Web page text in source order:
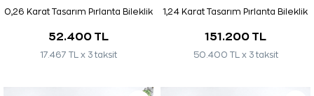
0,26 Karat Tasarım Pırlanta Bileklik
52.400 TL
17.467 TL x 3 taksit
1,24 Karat Tasarım Pırlanta Bileklik
151.200 TL
50.400 TL x 3 taksit